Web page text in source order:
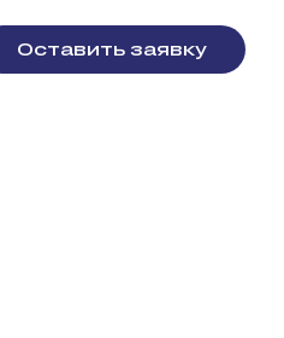
Оставить заявку